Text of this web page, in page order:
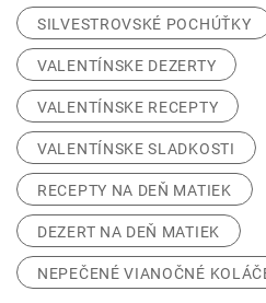
SILVESTROVSKÉ POCHÚŤKY
VALENTÍNSKE DEZERTY
VALENTÍNSKE RECEPTY
VALENTÍNSKE SLADKOSTI
RECEPTY NA DEŇ MATIEK
DEZERT NA DEŇ MATIEK
NEPEČENÉ VIANOČNÉ